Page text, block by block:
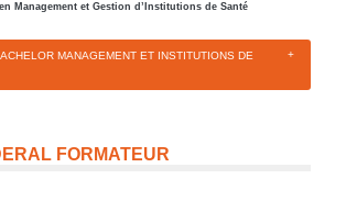
Management et Gestion d’Institutions de Santé
MANAGEMENT ET INSTITUTIONS DE
FORMATEUR